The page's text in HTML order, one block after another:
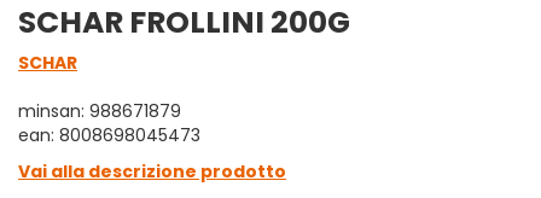
SCHAR FROLLINI 200G
SCHAR
minsan: 988671879
ean: 8008698045473
Vai alla descrizione prodotto